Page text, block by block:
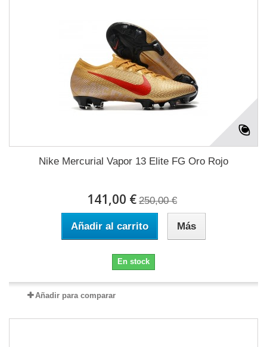
Nike Mercurial Vapor 13 Elite FG Oro Rojo
141,00 € 250,00 €
Añadir al carrito Más
En stock
Añadir para comparar